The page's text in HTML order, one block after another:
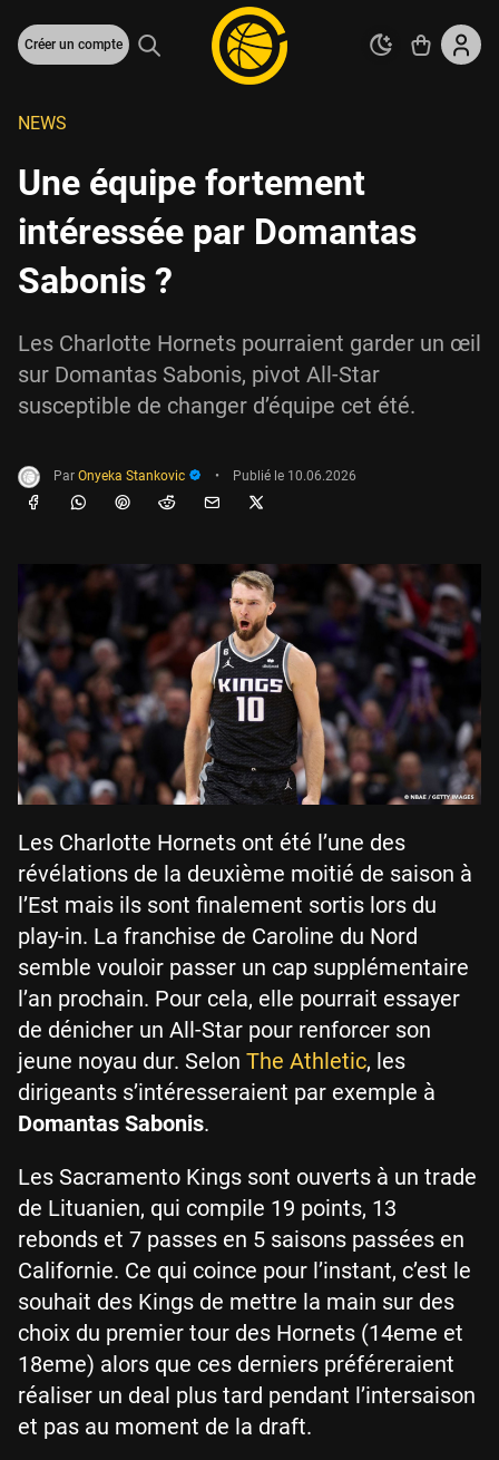
Créer un compte
NEWS
Une équipe fortement
intéressée par Domantas
Sabonis ?
Les Charlotte Hornets pourraient garder un œil
sur Domantas Sabonis, pivot All-Star
susceptible de changer d’équipe cet été.
Par Onyeka Stankovic • Publié le 10.06.2026
Les Charlotte Hornets ont été l’une des
révélations de la deuxième moitié de saison à
l’Est mais ils sont finalement sortis lors du
play-in. La franchise de Caroline du Nord
semble vouloir passer un cap supplémentaire
l’an prochain. Pour cela, elle pourrait essayer
de dénicher un All-Star pour renforcer son
jeune noyau dur. Selon The Athletic, les
dirigeants s’intéresseraient par exemple à
Domantas Sabonis.
Les Sacramento Kings sont ouverts à un trade
de Lituanien, qui compile 19 points, 13
rebonds et 7 passes en 5 saisons passées en
Californie. Ce qui coince pour l’instant, c’est le
souhait des Kings de mettre la main sur des
choix du premier tour des Hornets (14eme et
18eme) alors que ces derniers préféreraient
réaliser un deal plus tard pendant l’intersaison
et pas au moment de la draft.